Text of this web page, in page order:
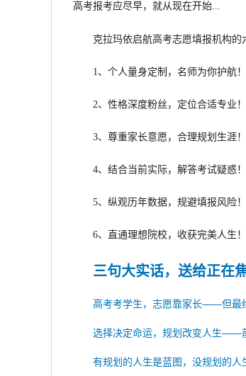
高考报考应尽早，就从现在开始...
克拉玛依启航高考志愿填报机构的
1、个人量身定制，名师为你护航！
2、性格深度粉丝，定位合适专业！
3、尊重家长意愿，合理规划生涯！
4、结合当前实际，解答考试疑惑！
5、纵观历年数据，规避填报风险！
6、直通理想院校，收获完美人生！
三句大实话，送给正在
高考考学生，志愿靠家长——但最
选择决定命运，规划改变人生——
有规划的人生是蓝图，没规划的